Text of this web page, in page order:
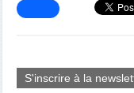
S'inscrire à la